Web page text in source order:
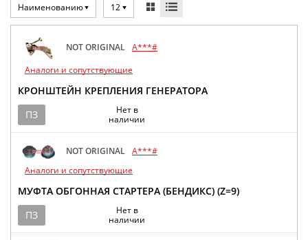
Наименованию 12
NOT ORIGINAL A***#
Аналоги и сопутствующие
КРОНШТЕЙН КРЕПЛЕНИЯ ГЕНЕРАТОРА
ПЗ
Нет в
наличии
NOT ORIGINAL A***#
Аналоги и сопутствующие
МУФТА ОБГОННАЯ СТАРТЕРА (БЕНДИКС) (Z=9)
ПЗ
Нет в
наличии